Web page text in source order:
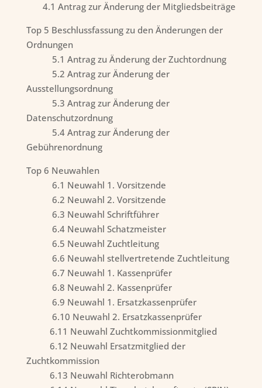
4.1 Antrag zur Änderung der Mitgliedsbeiträge
Top 5 Beschlussfassung zu den Änderungen der
Ordnungen
5.1 Antrag zu Änderung der Zuchtordnung
5.2 Antrag zur Änderung der
Ausstellungsordnung
5.3 Antrag zur Änderung der
Datenschutzordnung
5.4 Antrag zur Änderung der
Gebührenordnung
Top 6 Neuwahlen
6.1 Neuwahl 1. Vorsitzende
6.2 Neuwahl 2. Vorsitzende
6.3 Neuwahl Schriftführer
6.4 Neuwahl Schatzmeister
6.5 Neuwahl Zuchtleitung
6.6 Neuwahl stellvertretende Zuchtleitung
6.7 Neuwahl 1. Kassenprüfer
6.8 Neuwahl 2. Kassenprüfer
6.9 Neuwahl 1. Ersatzkassenprüfer
6.10 Neuwahl 2. Ersatzkassenprüfer
6.11 Neuwahl Zuchtkommissionmitglied
6.12 Neuwahl Ersatzmitglied der
Zuchtkommission
6.13 Neuwahl Richterobmann